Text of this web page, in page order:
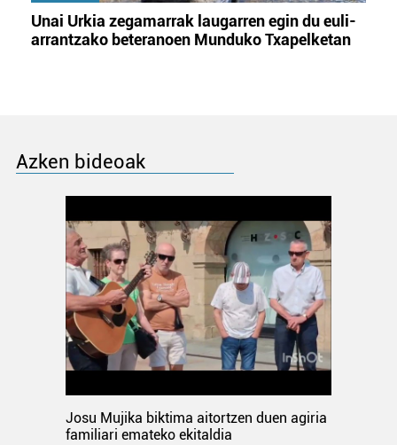
Unai Urkia zegamarrak laugarren egin du euli-
arrantzako beteranoen Munduko Txapelketan
Azken bideoak
Josu Mujika biktima aitortzen duen agiria
familiari emateko ekitaldia